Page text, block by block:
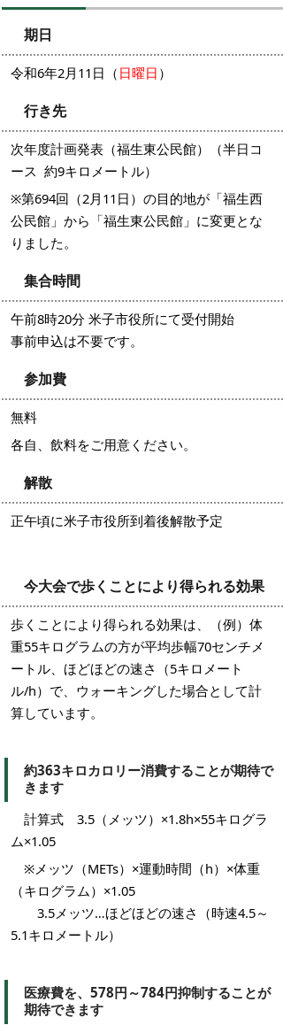
期日
令和6年2月11日（ 日曜日 ）
行き先
次年度計画発表（福生東公民館）（半日コ
ース 約9キロメートル）
※第694回（2月11日）の目的地が「福生西
公民館」から「福生東公民館」に変更とな
りました。
集合時間
午前8時20分 米子市役所にて受付開始
事前申込は不要です。
参加費
無料
各自、飲料をご用意ください。
解散
正午頃に米子市役所到着後解散予定
今大会で歩くことにより得られる効果
歩くことにより得られる効果は、（例）体
重55キログラムの方が平均歩幅70センチメ
ートル、ほどほどの速さ（5キロメート
ル/h）で、ウォーキングした場合として計
算しています。
約363キロカロリー消費することが期待で
きます
計算式 3.5（メッツ）×1.8h×55キログラ
ム×1.05
※メッツ（METs）×運動時間（h）×体重
（キログラム）×1.05
3.5メッツ…ほどほどの速さ（時速4.5～
5.1キロメートル）
医療費を、578円～784円抑制することが
期待できます